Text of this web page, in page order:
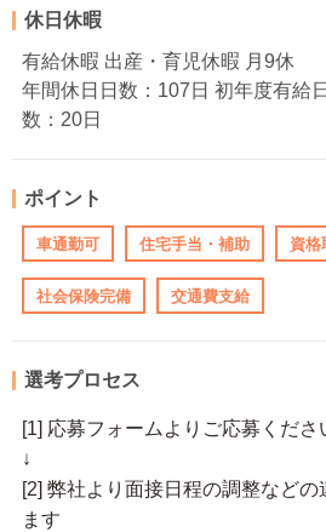
休日休暇
有給休暇 出産・育児休暇 月9休
年間休日日数：107日 初年度有給
数：20日
ポイント
車通勤可 住宅手当・補助 資格
社会保険完備 交通費支給
選考プロセス
[1] 応募フォームよりご応募くださ
↓
[2] 弊社より面接日程の調整などの
ます